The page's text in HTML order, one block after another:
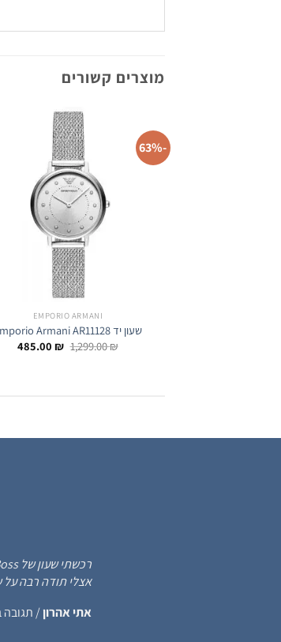
מוצרים קשורים
-63%
EMPORIO ARMANI
שעון יד Emporio Armani AR11128
1,299.00₪ המחיר
המקורי
485.00₪
אצלי תודה רבה על
אתי אהרון/